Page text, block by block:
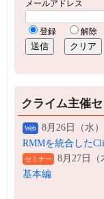
クライム主催
Web 8月26日（水）
RMMを統合した
セミナー 8月27日（
基本編